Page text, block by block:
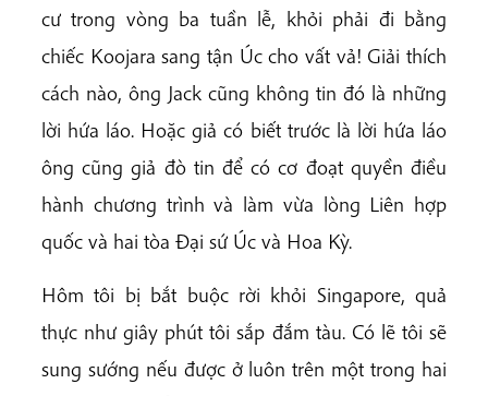
cư trong vòng ba tuần lễ, khỏi phải đi bằng
chiếc Koojara sang tận Úc cho vất vả! Giải thích
cách nào, ông Jack cũng không tin đó là những
lời hứa láo. Hoặc giả có biết trước là lời hứa láo
ông cũng giả đò tin để có cơ đoạt quyền điều
hành chương trình và làm vừa lòng Liên hợp
quốc và hai tòa Đại sứ Úc và Hoa Kỳ.
Hôm tôi bị bắt buộc rời khỏi Singapore, quả
thực như giây phút tôi sắp đắm tàu. Có lẽ tôi sẽ
sung sướng nếu được ở luôn trên một trong hai